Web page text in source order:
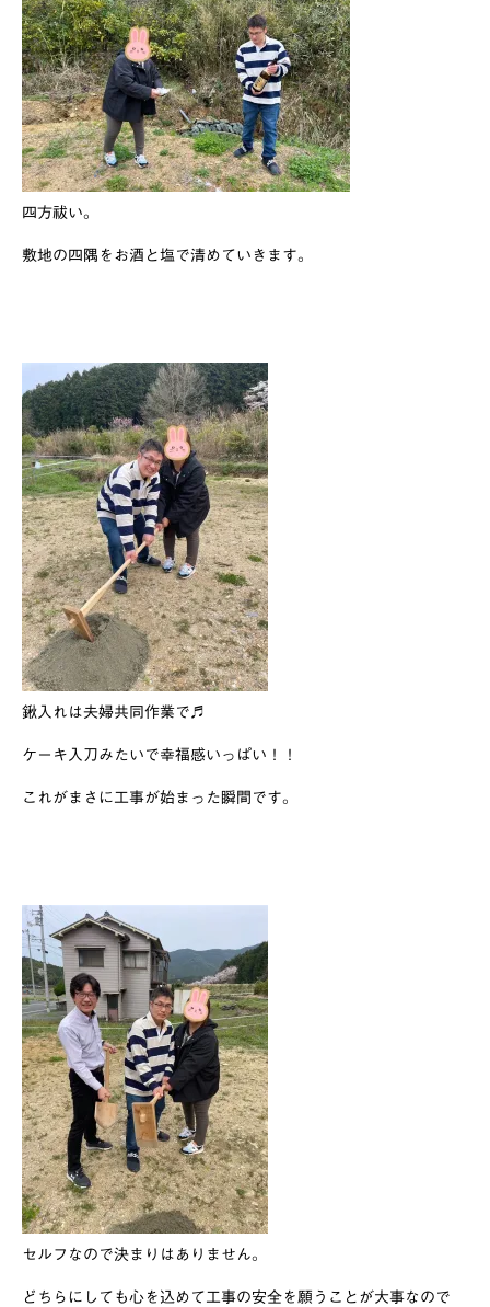
四方祓い。
敷地の四隅をお酒と塩で清めていきます。
鍬入れは夫婦共同作業で♬
ケーキ入刀みたいで幸福感いっぱい！！
これがまさに工事が始まった瞬間です。
セルフなので決まりはありません。
どちらにしても心を込めて工事の安全を願うことが大事なので